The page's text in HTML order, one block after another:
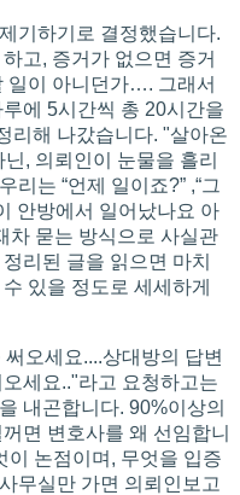
기하기로 결정했습니다.
고, 증거가 없으면 증거
일이 아니던가…. 그래서
에 5시간씩 총 20시간을
리해 나갔습니다. "살아온
, 의뢰인이 눈물을 흘리
는 “언제 일이죠?” ,“그
안방에서 일어났나요 아
차 묻는 방식으로 사실관
리된 글을 읽으면 마치
있을 정도로 세세하게
오세요....상대방의 답변
세요.."라고 요청하고는
내곤합니다. 90%이상의
면 변호사를 왜 선임합니
이 논점이며, 무엇을 입증
무실만 가면 의뢰인보고